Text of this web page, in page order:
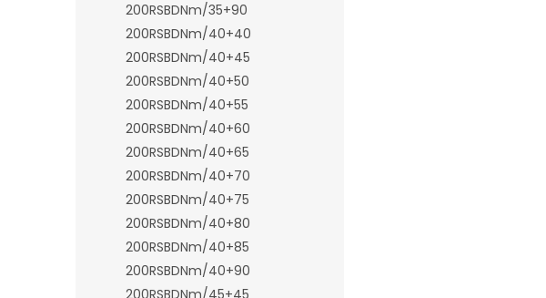
200RSBDNm/35+90
200RSBDNm/40+40
200RSBDNm/40+45
200RSBDNm/40+50
200RSBDNm/40+55
200RSBDNm/40+60
200RSBDNm/40+65
200RSBDNm/40+70
200RSBDNm/40+75
200RSBDNm/40+80
200RSBDNm/40+85
200RSBDNm/40+90
200RSBDNm/45+45